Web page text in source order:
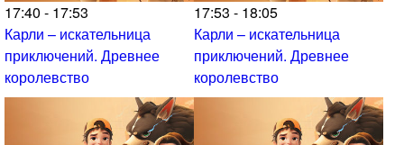
17:40 - 17:53
Карли – искательница
приключений. Древнее
королевство
17:53 - 18:05
Карли – искательница
приключений. Древнее
королевство